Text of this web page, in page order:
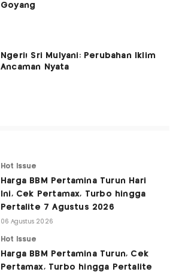
Goyang
Ngeri! Sri Mulyani: Perubahan Iklim
Ancaman Nyata
Hot Issue
Harga BBM Pertamina Turun Hari
Ini, Cek Pertamax, Turbo hingga
Pertalite 7 Agustus 2026
06 Agustus 2026
Hot Issue
Harga BBM Pertamina Turun, Cek
Pertamax, Turbo hingga Pertalite